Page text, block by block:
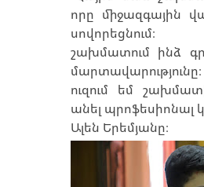
որը միջազգային
շախմատում ինձ
ուզում եմ
անել պրոֆեսիոնալ
Ալեն Երեմյանը։